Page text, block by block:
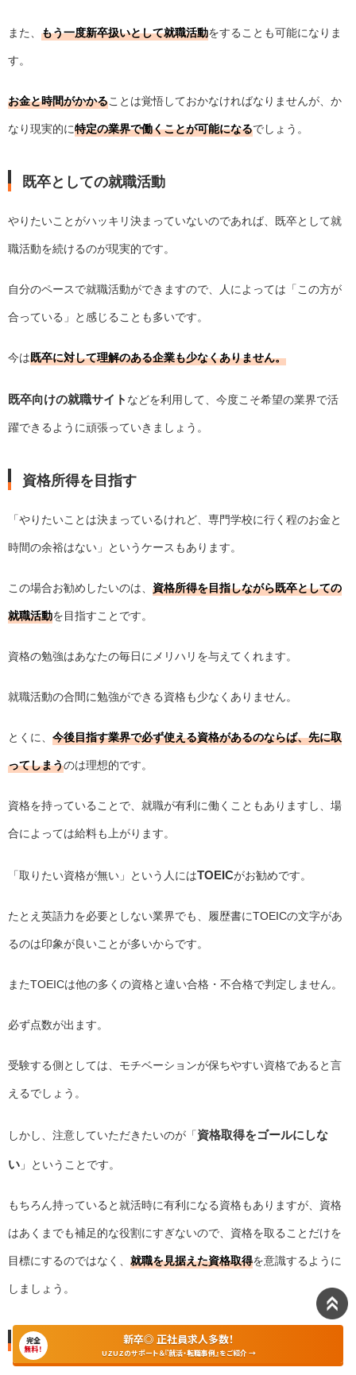
また、 もう一度新卒扱いとして就職活動をすることも可能になりま
す。
お金と時間がかかることは覚悟しておかなければなりませんが、か
なり現実的に特定の業界で働くことが可能になるでしょう。
既卒としての就職活動
やりたいことがハッキリ決まっていないのであれば、既卒として就
職活動を続けるのが現実的です。
自分のペースで就職活動ができますので、人によっては「この方が
合っている」と感じることも多いです。
今は既卒に対して理解のある企業も少なくありません。
既卒向けの就職サイト などを利用して、今度こそ希望の業界で活
躍できるように頑張っていきましょう。
資格所得を目指す
「やりたいことは決まっているけれど、専門学校に行く程のお金と
時間の余裕はない」というケースもあります。
この場合お勧めしたいのは、 資格所得を目指しながら既卒としての
就職活動を目指すことです。
資格の勉強はあなたの毎日にメリハリを与えてくれます。
就職活動の合間に勉強ができる資格も少なくありません。
とくに、 今後目指す業界で必ず使える資格があるのならば、先に取
ってしまうのは理想的です。
資格を持っていることで、就職が有利に働くこともありますし、場
合によっては給料も上がります。
「取りたい資格が無い」という人にはTOEICがお勧めです。
たとえ英語力を必要としない業界でも、履歴書にTOEICの文字があ
るのは印象が良いことが多いからです。
またTOEICは他の多くの資格と違い合格・不合格で判定しません。
必ず点数が出ます。
受験する側としては、モチベーションが保ちやすい資格であると言
えるでしょう。
しかし、注意していただきたいのが「資格取得をゴールにしな
い 」ということです。
もちろん持っていると就活時に有利になる資格もありますが、資格
はあくまでも補足的な役割にすぎないので、資格を取ることだけを
目標にするのではなく、 就職を見据えた資格取得を意識するように
しましょう。
まずは派遣社員からスタートする
完全
無料！
新卒◎ 正社員求人多数！
UZUZのサポート＆『就活・転職事例』をご紹介 →